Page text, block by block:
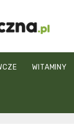
WITAMINY